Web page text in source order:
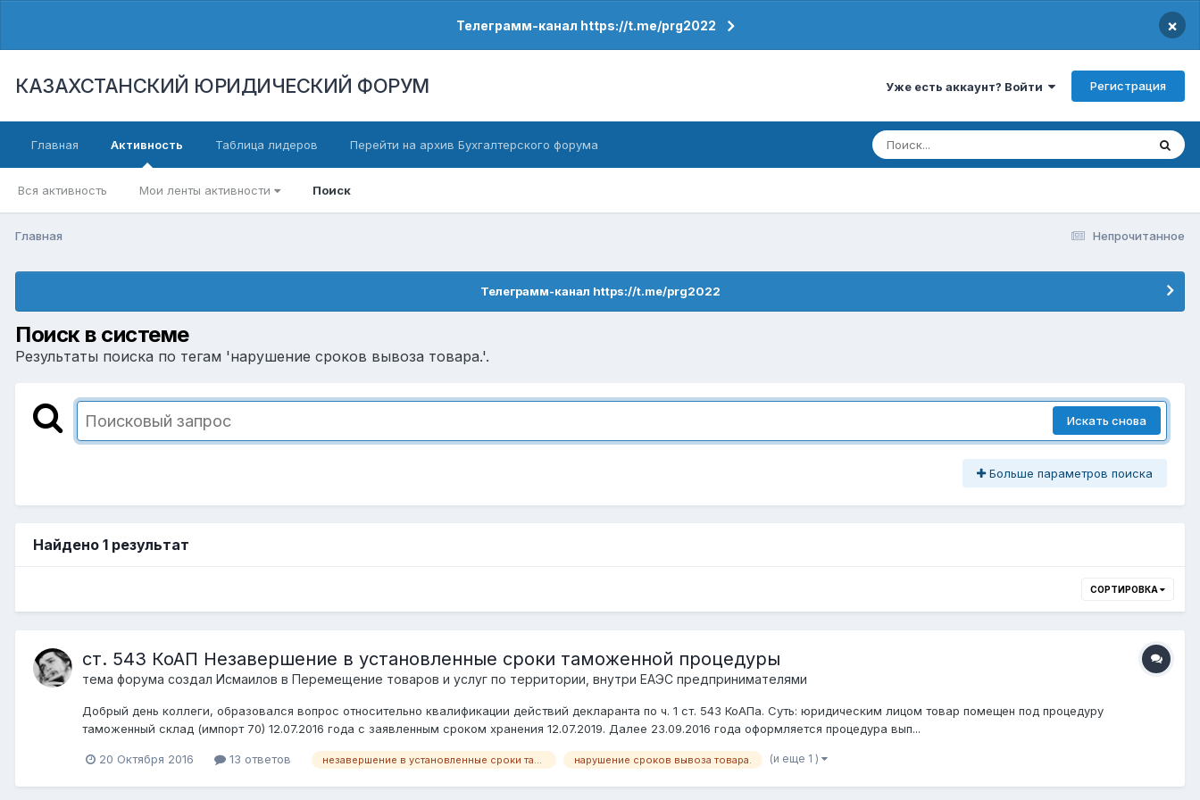
Телеграмм-канал https://t.me/prg2022 ×
КАЗАХСТАНСКИЙ ЮРИДИЧЕСКИЙ ФОРУМ Уже есть аккаунт? Войти Регистрация
Главная Активность
Вся активность Мои ленты активности Поиск
Таблица лидеров Перейти на архив Бухгалтерского форума
Непрочитанное
Главная
Телеграмм-канал https://t.me/prg2022
Поиск в системе
Результаты поиска по тегам 'нарушение сроков вывоза товара.'.
Искать снова
Больше параметров поиска
Найдено 1 результат
СОРТИРОВКА
ст. 543 КоАП Незавершение в установленные сроки таможенной процедуры
тема форума создал Исмаилов в Перемещение товаров и услуг по территории, внутри ЕАЭС предпринимателями
Добрый день коллеги, образовался вопрос относительно квалификации действий декларанта по ч. 1 ст. 543 КоАПа. Суть: юридическим лицом товар помещен под процедуру
таможенный склад (импорт 70) 12.07.2016 года с заявленным сроком хранения 12.07.2019. Далее 23.09.2016 года оформляется процедура вып...
20 Октября 2016 13 ответов нарушение сроков вывоза товара. (и еще 1 )